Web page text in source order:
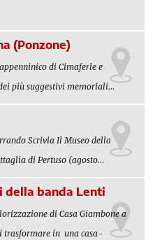
(Ponzone)
di Cimaferle e
più suggestivi memoriali…
Scrivia Il Museo della
di Pertuso (agosto…
della banda Lenti
di Casa Giambone a
trasformare in una casa-